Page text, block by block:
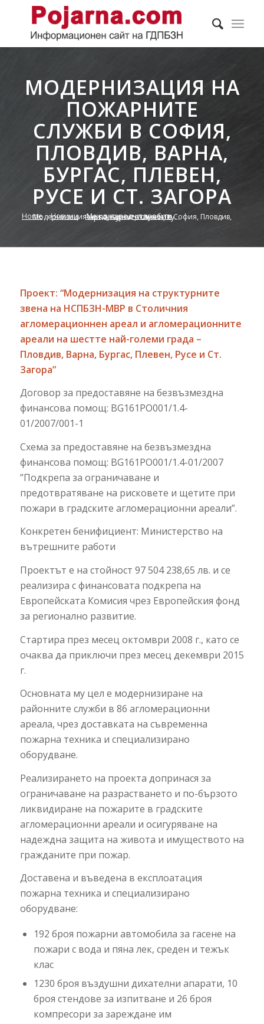
МОДЕРНИЗАЦИЯ НА
ПОЖАРНИТЕ
СЛУЖБИ В СОФИЯ,
ПЛОВДИВ, ВАРНА,
БУРГАС, ПЛЕВЕН,
РУСЕ И СТ. ЗАГОРА
Home / Новини / Международни проекти /
Модернизация на пожарните служби в София, Пловдив, Варна, Бургас, Плевен, Ру...
Проект: “Модернизация на структурните
звена на НСПБЗН-МВР в Столичния
агломерационнен ареал и агломерационните
ареали на шестте най-големи града –
Пловдив, Варна, Бургас, Плевен, Русе и Ст.
Загора”
Договор за предоставяне на безвъзмездна
финансова помощ: BG161PO001/1.4-
01/2007/001-1
Схема за предоставяне на безвъзмездна
финансова помощ: BG161PO001/1.4-01/2007
”Подкрепа за ограничаване и
предотвратяване на рисковете и щетите при
пожари в градските агломерационни ареали”.
Конкретен бенифициент: Министерство на
вътрешните работи
Проектът е на стойност 97 504 238,65 лв. и се
реализира с финансовата подкрепа на
Европейската Комисия чрез Европейския фонд
за регионално развитие.
Стартира през месец октомври 2008 г., като се
очаква да приключи през месец декември 2015
г.
Основната му цел е модернизиране на
районните служби в 86 агломерационни
ареала, чрез доставката на съвременна
пожарна техника и специализирано
оборудване.
Реализирането на проекта допринася за
ограничаване на разрастването и по-бързото
ликвидиране на пожарите в градските
агломерационни ареали и осигуряване на
надеждна защита на живота и имуществото на
гражданите при пожар.
Доставена и въведена в експлоатация
пожарна техника и специализирано
оборудване:
192 броя пожарни автомобила за гасене на
пожари с вода и пяна лек, среден и тежък
клас
1230 броя въздушни дихателни апарати, 10
броя стендове за изпитване и 26 броя
компресори за зареждане им